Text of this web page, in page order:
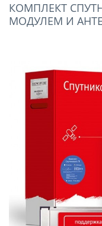
КОМПЛЕКТ
МОДУЛЕМ И